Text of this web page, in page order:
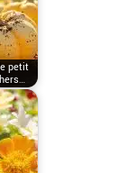
petit